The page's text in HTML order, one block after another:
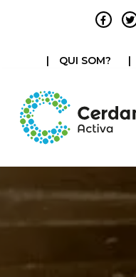
|
QUI SOM? |